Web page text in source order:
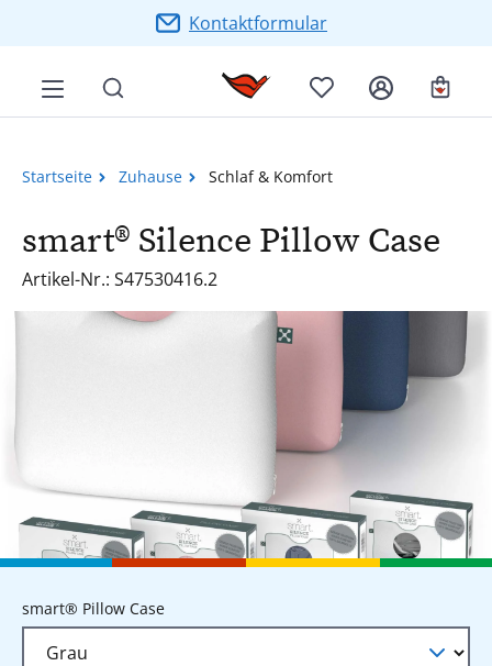
Zum Hauptinhalt springenKontaktformular
Startseite Zuhause Schlaf & Komfort
smart® Silence Pillow Case
Artikel-Nr.: S47530416.2
Bildergalerie überspringen
smart® Pillow Caseauswählen